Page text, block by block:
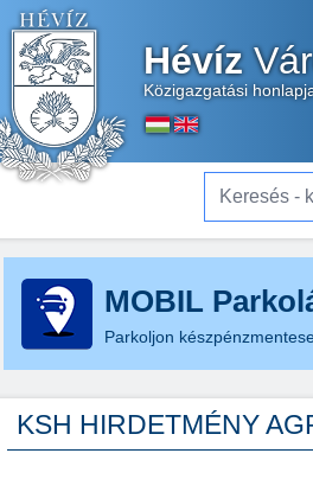
Hévíz
Közigazgatási
Keresés -
MOBIL
Parkoljon
KSH HIRDETMÉNY